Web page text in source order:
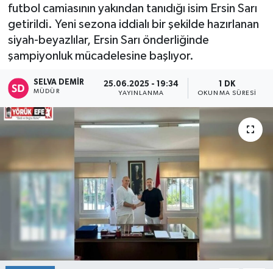
futbol camiasının yakından tanıdığı isim Ersin Sarı
getirildi. Yeni sezona iddialı bir şekilde hazırlanan
siyah-beyazlılar, Ersin Sarı önderliğinde
şampiyonluk mücadelesine başlıyor.
SELVA DEMIR
MÜDÜR
25.06.2025 - 19:34
YAYINLANMA
1 DK
OKUNMA SÜRESI